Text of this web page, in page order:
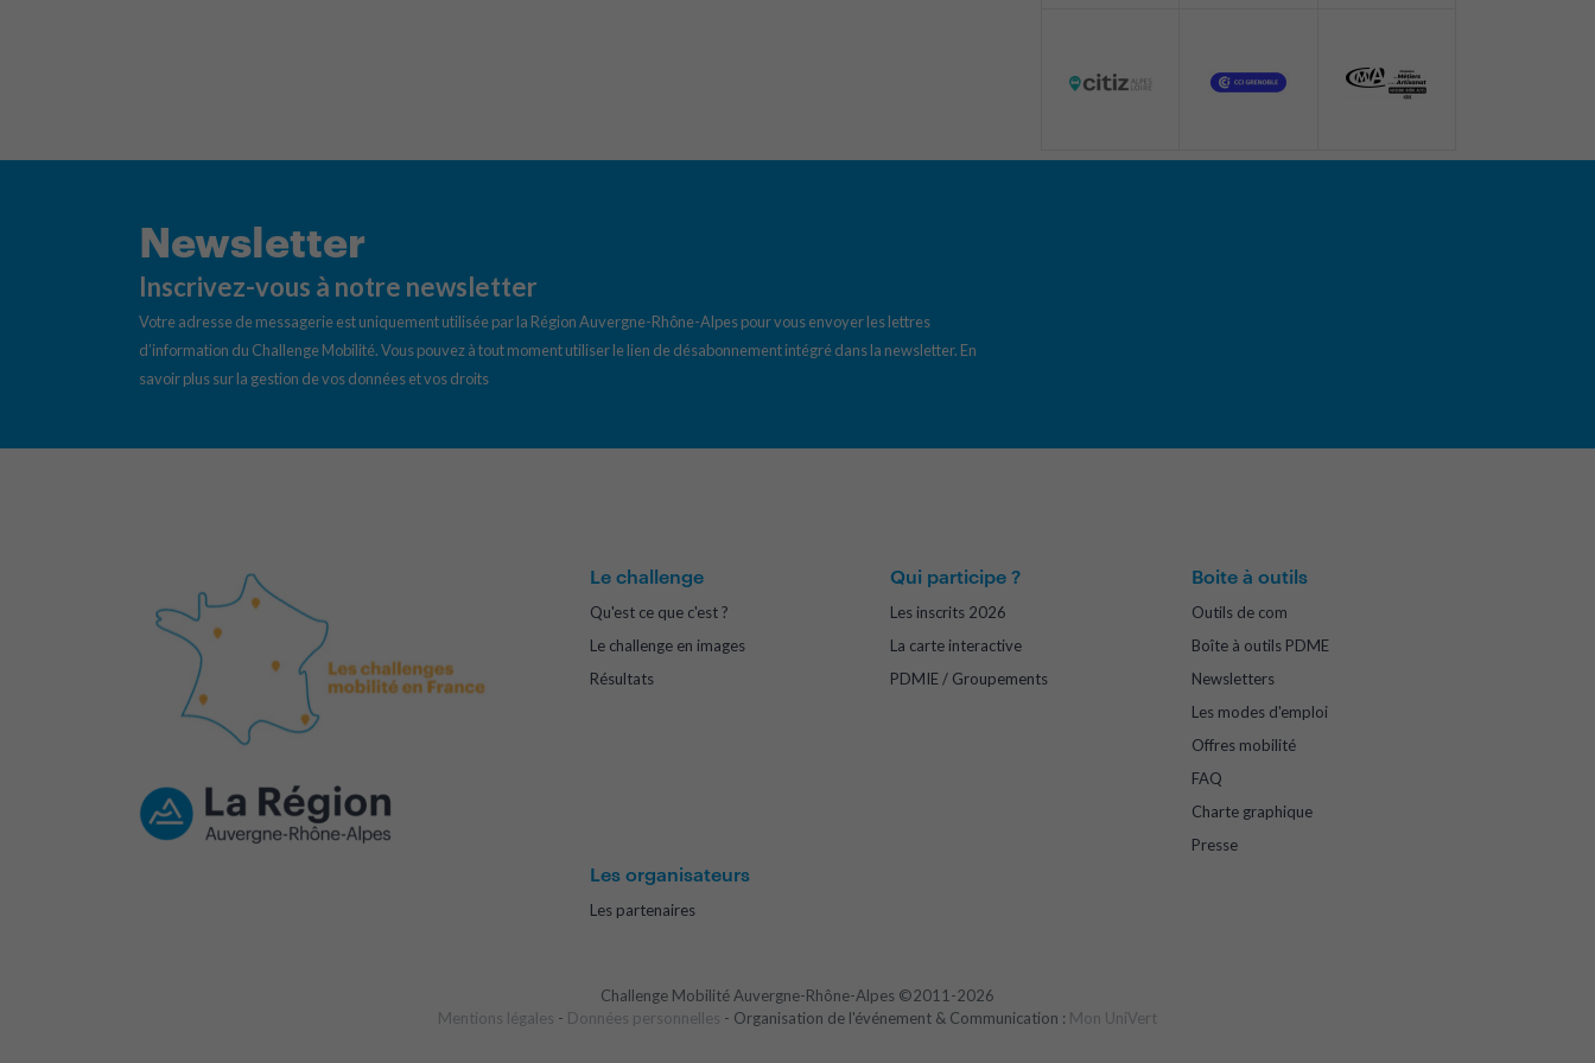
Newsletter
Inscrivez-vous à notre newsletter
Votre adresse de messagerie est uniquement utilisée par la Région Auvergne-Rhône-Alpes pour vous envoyer les lettres
d’information du Challenge Mobilité. Vous pouvez à tout moment utiliser le lien de désabonnement intégré dans la newsletter. En
savoir plus sur la gestion de vos données et vos droits
Le challenge
Qu'est ce que c'est ?
Le challenge en images
Résultats
Qui participe ?
Les inscrits 2026
La carte interactive
PDMIE / Groupements
Boite à outils
Outils de com
Boîte à outils PDME
Newsletters
Les modes d'emploi
Offres mobilité
FAQ
Charte graphique
Presse
Les organisateurs
Les partenaires
Challenge Mobilité Auvergne-Rhône-Alpes ©2011-2026
Mentions légales - Données personnelles - Organisation de l'événement & Communication : Mon UniVert